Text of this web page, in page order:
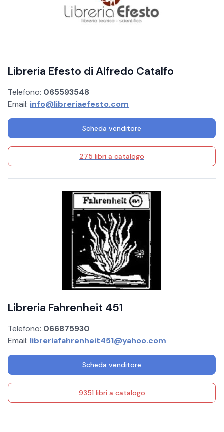
Libreria Efesto di Alfredo Catalfo
Telefono: 065593548
Email: info@libreriaefesto.com
Scheda venditore
275 libri a catalogo
Libreria Fahrenheit 451
Telefono: 066875930
Email: libreriafahrenheit451@yahoo.com
Scheda venditore
9351 libri a catalogo